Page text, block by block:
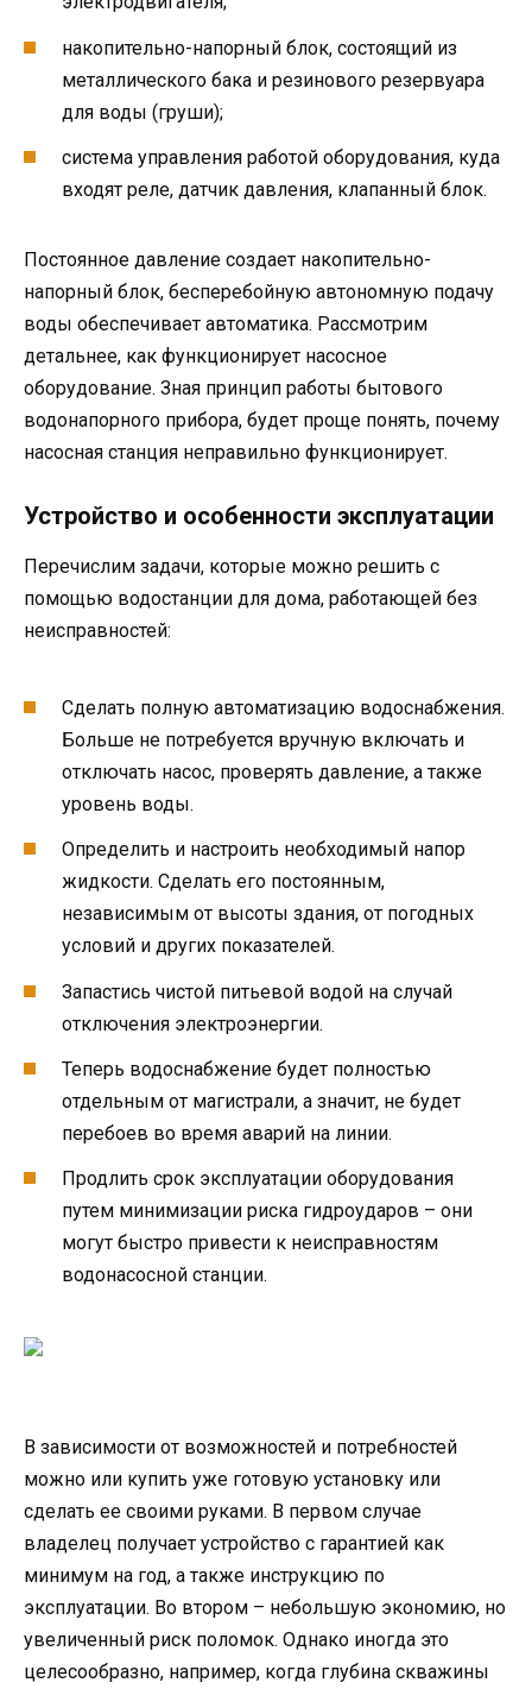
накопительно-напорный блок, состоящий из
металлического бака и резинового резервуара
для воды (груши);
система управления работой оборудования, куда
входят реле, датчик давления, клапанный блок.
Постоянное давление создает накопительно-
напорный блок, бесперебойную автономную подачу
воды обеспечивает автоматика. Рассмотрим
детальнее, как функционирует насосное
оборудование. Зная принцип работы бытового
водонапорного прибора, будет проще понять, почему
насосная станция неправильно функционирует.
Устройство и особенности эксплуатации
Перечислим задачи, которые можно решить с
помощью водостанции для дома, работающей без
неисправностей:
Сделать полную автоматизацию водоснабжения.
Больше не потребуется вручную включать и
отключать насос, проверять давление, а также
уровень воды.
Определить и настроить необходимый напор
жидкости. Сделать его постоянным,
независимым от высоты здания, от погодных
условий и других показателей.
Запастись чистой питьевой водой на случай
отключения электроэнергии.
Теперь водоснабжение будет полностью
отдельным от магистрали, а значит, не будет
перебоев во время аварий на линии.
Продлить срок эксплуатации оборудования
путем минимизации риска гидроударов – они
могут быстро привести к неисправностям
водонасосной станции.
В зависимости от возможностей и потребностей
можно или купить уже готовую установку или
сделать ее своими руками. В первом случае
владелец получает устройство с гарантией как
минимум на год, а также инструкцию по
эксплуатации. Во втором – небольшую экономию, но
увеличенный риск поломок. Однако иногда это
целесообразно, например, когда глубина скважины